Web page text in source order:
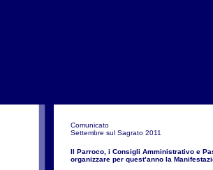
Comunicato
Settembre sul Sagrato 2011
Il Parroco, i Consigli Amministrativo e
organizzare per quest’anno la